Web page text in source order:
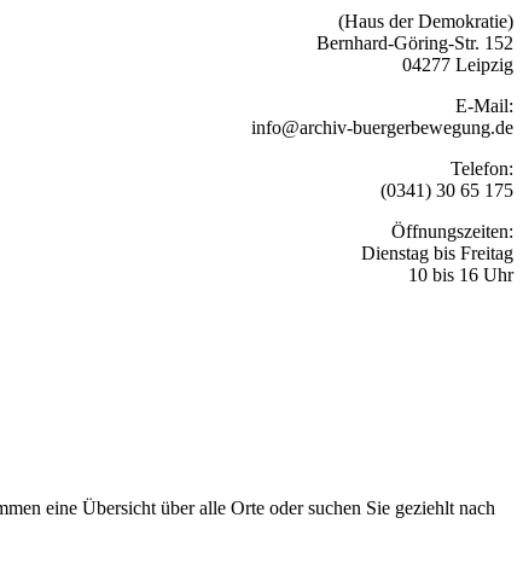
(Haus der Demokratie)
Bernhard-Göring-Str. 152
04277 Leipzig
E-Mail:
info@archiv-buergerbewegung.de
Telefon:
(0341) 30 65 175
Öffnungszeiten:
Dienstag bis Freitag
10 bis 16 Uhr
eine Übersicht über alle Orte oder suchen Sie geziehlt nach